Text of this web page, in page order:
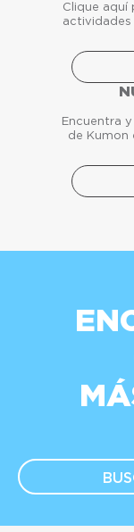
Clique aquí
actividades
Encuentra
de Kumon